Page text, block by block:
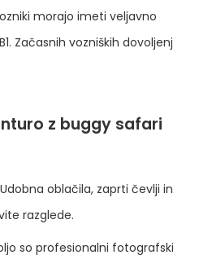
morajo imeti veljavno
Začasnih vozniških dovoljenj
z buggy safari
Udobna oblačila, zaprti čevlji in
razglede.
so profesionalni fotografski